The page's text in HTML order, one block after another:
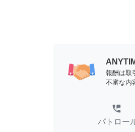
報酬は取
不審な内
perm_phone_msg
パトロー